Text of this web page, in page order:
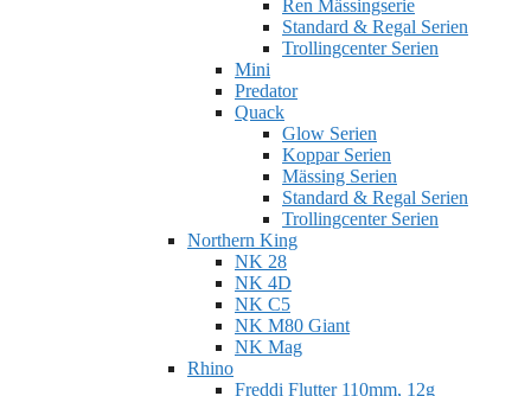
Ren Mässingserie
Standard & Regal Serien
Trollingcenter Serien
Mini
Predator
Quack
Glow Serien
Koppar Serien
Mässing Serien
Standard & Regal Serien
Trollingcenter Serien
Northern King
NK 28
NK 4D
NK C5
NK M80 Giant
NK Mag
Rhino
Freddi Flutter 110mm, 12g